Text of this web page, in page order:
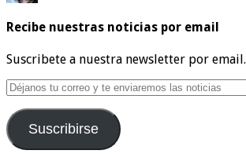
Recibe nuestras noticias por email
Suscribete a nuestra newsletter por email.
Déjanos
tu
correo
y
te
Suscribirse